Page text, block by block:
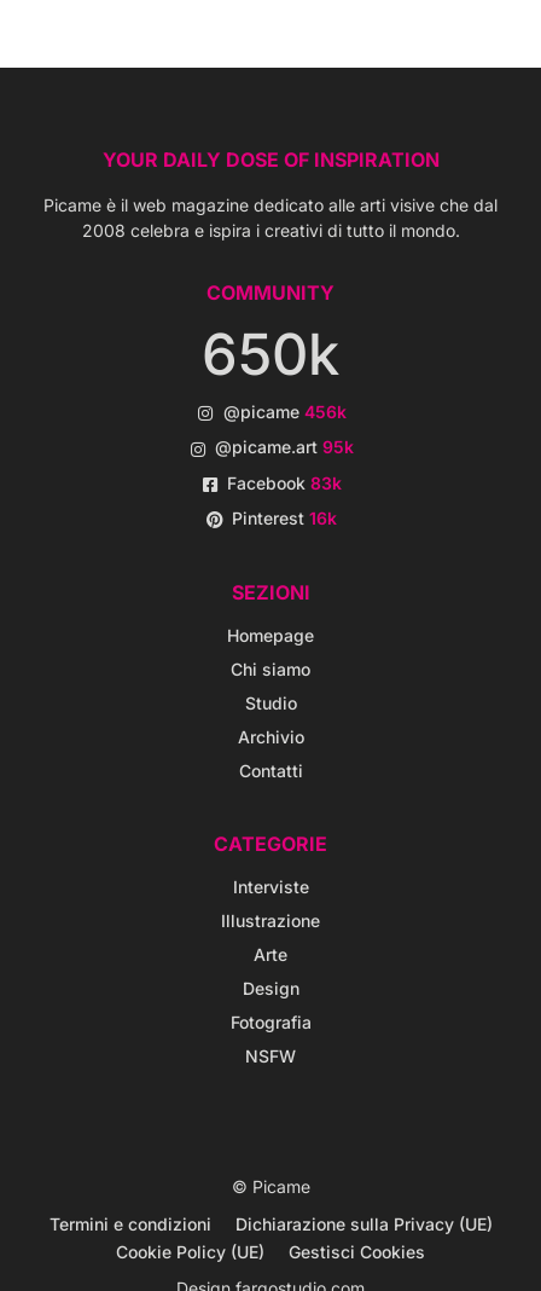
YOUR DAILY DOSE OF INSPIRATION
Picame è il web magazine dedicato alle arti visive che dal
2008 celebra e ispira i creativi di tutto il mondo.
COMMUNITY
650k
@picame 456k
@picame.art95k
Facebook83k
Pinterest16k
SEZIONI
Homepage
Chi siamo
Studio
Archivio
Contatti
CATEGORIE
Interviste
Illustrazione
Arte
Design
Fotografia
NSFW
© Picame
Termini e condizioni
Dichiarazione sulla Privacy (UE)
Cookie Policy (UE)
Gestisci Cookies